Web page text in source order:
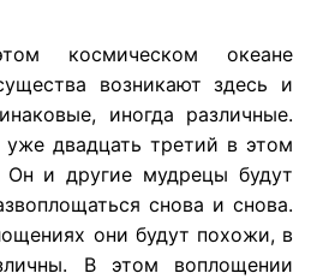
космическом океане
возникают здесь и
иногда различные.
уже двадцать третий в этом
Он и другие мудрецы будут
снова и снова.
они будут похожи, в
В этом воплощении